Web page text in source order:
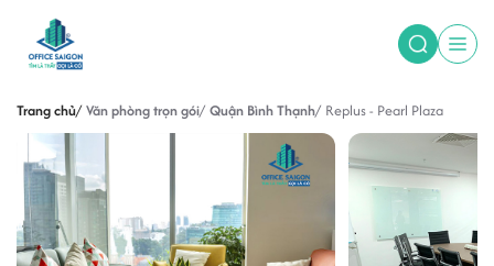
Trang chủ Văn phòng trọn gói Quận Bình Thạnh Replus - Pearl Plaza